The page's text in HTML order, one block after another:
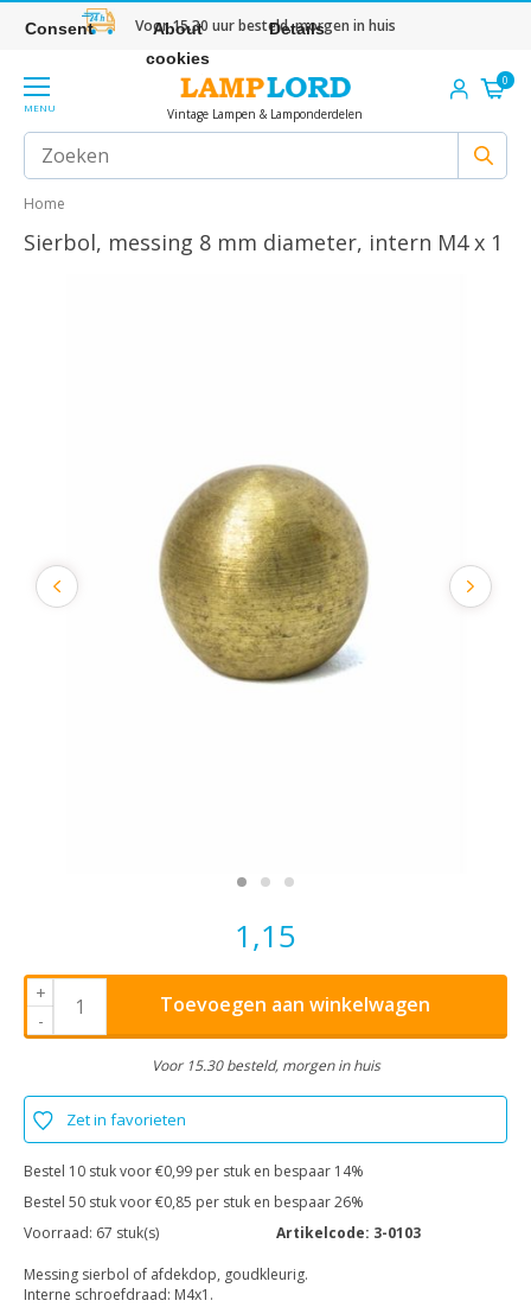
Voor 15.30 uur besteld, morgen in huis
MENU Vintage Lampen & Lamponderdelen
0
Home
Sierbol, messing 8 mm diameter, intern M4 x 1
1,15
+
-
Toevoegen aan winkelwagen
Voor 15.30 besteld, morgen in huis
Zet in favorieten
Bestel 10 stuk voor €0,99 per stuk en bespaar 14%
Bestel 50 stuk voor €0,85 per stuk en bespaar 26%
Voorraad: 67 stuk(s) Artikelcode: 3-0103
Messing sierbol of afdekdop, goudkleurig.
Interne schroefdraad: M4x1.
Consent
About
cookies
Details